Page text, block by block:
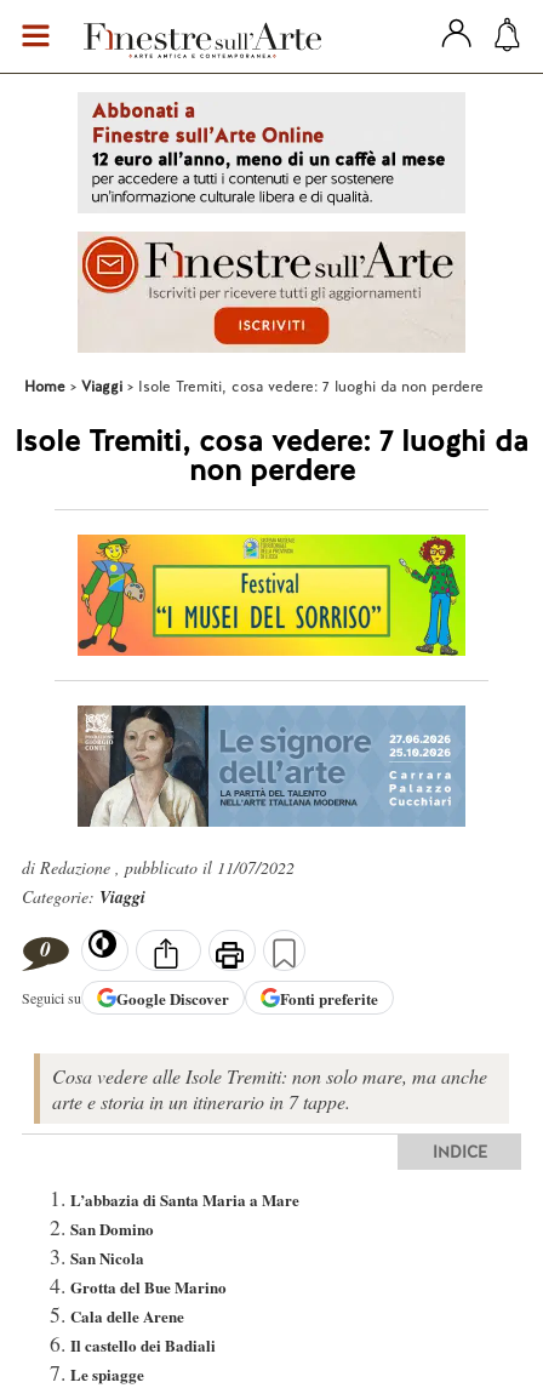
Home Viaggi Isole Tremiti, cosa vedere: 7 luoghi da non perdere
Isole Tremiti, cosa vedere: 7 luoghi da
non perdere
di Redazione , pubblicato il 11/07/2022
Categorie: Viaggi
0
Seguici su GoogleDiscover Fonti preferite
Cosa vedere alle Isole Tremiti: non solo mare, ma anche
arte e storia in un itinerario in 7 tappe.
INDICE
L’abbazia di Santa Maria a Mare
San Domino
San Nicola
Grotta del Bue Marino
Cala delle Arene
Il castello dei Badiali
Le spiagge